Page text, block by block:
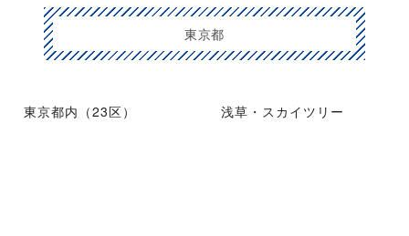
東京都
東京都内（23区） 浅草・スカイツリー